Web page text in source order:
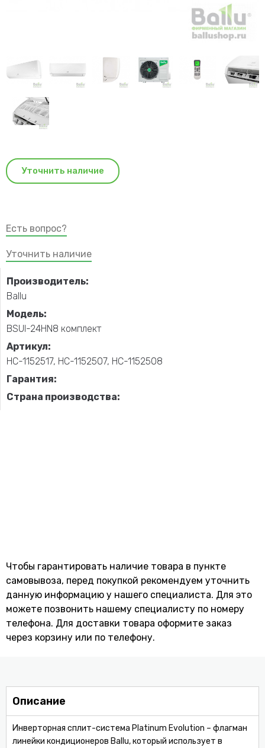
Уточнить наличие
Есть вопрос?
Уточнить наличие
Производитель:
Ballu
Модель:
BSUI-24HN8 комплект
Артикул:
НС-1152517, НС-1152507, НС-1152508
Гарантия:
Страна производства:
Чтобы гарантировать наличие товара в пункте
самовывоза, перед покупкой рекомендуем уточнить
данную информацию у нашего специалиста. Для это
можете позвонить нашему специaлисту по номеру
телефона. Для доставки товара оформите заказ
через корзину или по телефону.
Описание
Инверторная сплит-система Platinum Evolution – флагман
линейки кондиционеров Ballu, который использует в